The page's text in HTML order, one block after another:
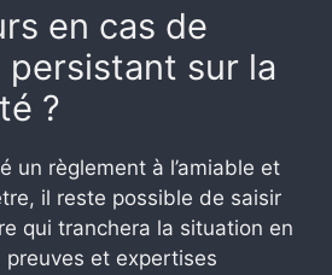
en cas de
sur la
?
un règlement à l’amiable et
il reste possible de saisir
qui tranchera la situation en
preuves et expertises